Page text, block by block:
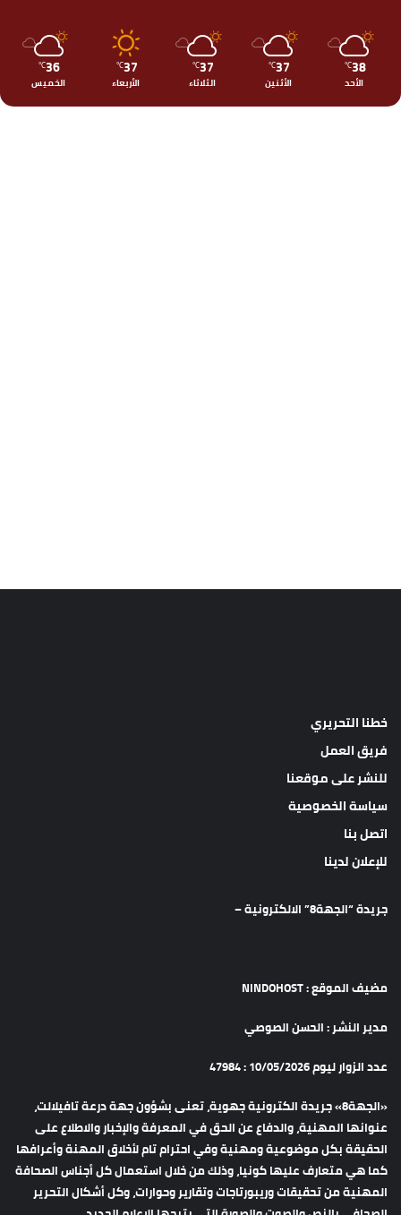
38
℃
الأحد
37
℃
الأثنين
37
℃
الثلاثاء
37
℃
الأربعاء
36
℃
الخميس
خطنا التحريري
فريق العمل
للنشر على موقعنا
سياسة الخصوصية
اتصل بنا
للإعلان لدينا
جريدة “الجهة8” الالكترونية –
مضيف الموقع : NINDOHOST
مدير النشر : الحسن الصوصي
عدد الزوار ليوم 10/05/2026 : 47984
«الجهة8» جريدة الكترونية جهوية، تعنى بشؤون جهة درعة تافيلالت،
عنوانها المهنية، والدفاع عن الحق في المعرفة والإخبار والاطلاع على
الحقيقة بكل موضوعية ومهنية وفي احترام تام لأخلاق المهنة وأعرافها
كما هي متعارف عليها كونيا، وذلك من خلال استعمال كل أجناس الصحافة
المهنية من تحقيقات وريبورتاجات وتقارير وحوارات، وكل أشكال التحرير